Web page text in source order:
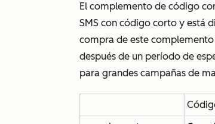
El complemento de código
SMS con código corto y está
compra de este
después de un período de
para grandes campañas de